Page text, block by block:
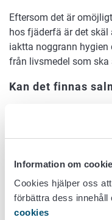
Information om
Cookies hjälper oss
förbättra dess innehåll
cookies
Eftersom det är
hos fjäderfä är det
iaktta noggrann
från livsmedel som
Kan det finnas
Bara vissa typer av
kan förekomma inne i
bär på
salmonellabakterier på
genom god
Kan man äta råa